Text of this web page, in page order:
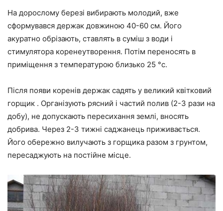
На дорослому березі вибирають молодий, вже
сформувався держак довжиною 40-60 см. Його
акуратно обрізають, ставлять в суміш з води і
стимулятора коренеутворення. Потім переносять в
приміщення з температурою близько 25 °c.
Після появи коренів держак садять у великий квітковий
горщик . Організують рясний і частий полив (2-3 рази на
добу), не допускають пересихання землі, вносять
добрива. Через 2-3 тижні саджанець приживається.
Його обережно вилучають з горщика разом з грунтом,
пересаджують на постійне місце.